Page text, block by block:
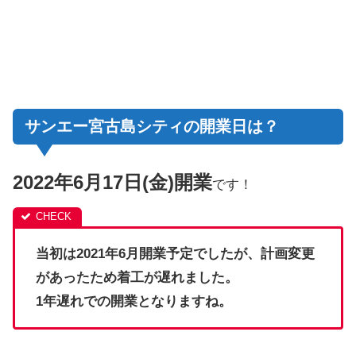
サンエー宮古島シティの開業日は？
2022年6月17日(金)開業です！
当初は2021年6月開業予定でしたが、計画変更
があったため着工が遅れました。
1年遅れでの開業となりますね。